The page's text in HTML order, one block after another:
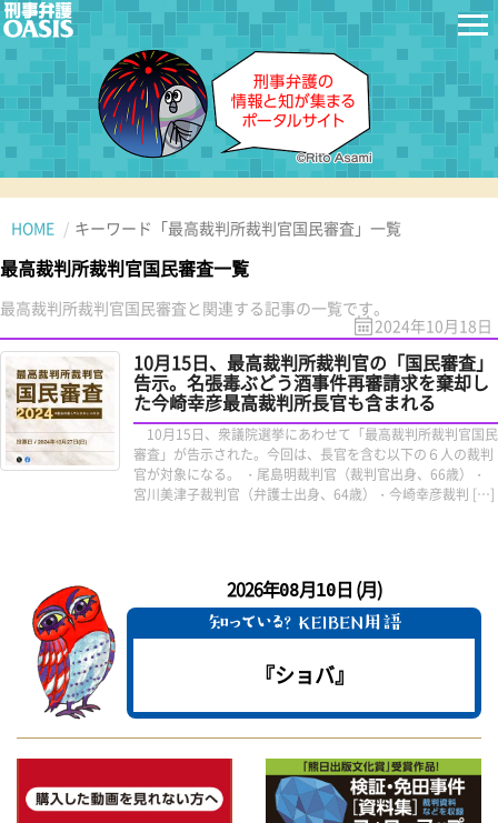
HOME キーワード「最高裁判所裁判官国民審査」一覧
最高裁判所裁判官国民審査一覧
最高裁判所裁判官国民審査と関連する記事の一覧です。
2024年10月18日
10月15日、最高裁判所裁判官の「国民審査」
告示。名張毒ぶどう酒事件再審請求を棄却し
た今崎幸彦最高裁判所長官も含まれる
10月15日、衆議院選挙にあわせて「最高裁判所裁判官国民
審査」が告示された。今回は、長官を含む以下の６人の裁判
官が対象になる。 ・尾島明裁判官（裁判官出身、66歳）・
宮川美津子裁判官（弁護士出身、64歳）・今崎幸彦裁判 […]
2026年08月10日 (月)
『ショバ』